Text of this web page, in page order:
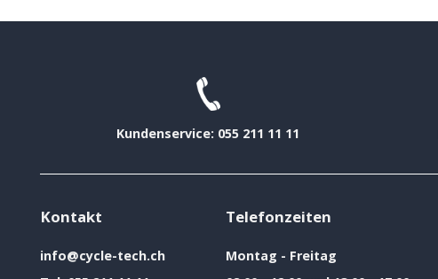
Kundenservice: 055 211 11 11
Kontakt
info@cycle-tech.ch
Telefonzeiten
Montag - Freitag